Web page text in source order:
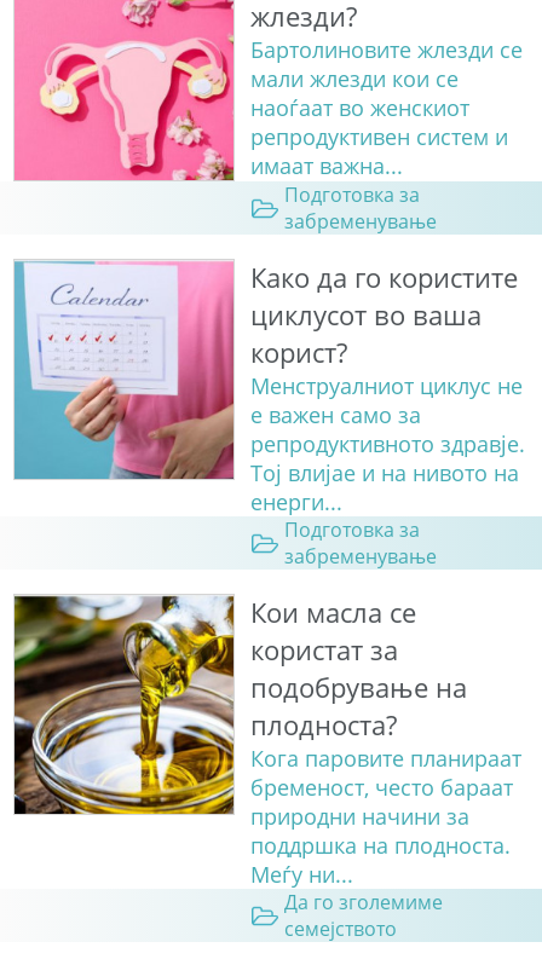
жлезди?
Бартолиновите жлезди се
мали жлезди кои се
наоѓаат во женскиот
репродуктивен систем и
имаат важна...
Подготовка за
забременување
Како да го користите
циклусот во ваша
корист?
Менструалниот циклус не
е важен само за
репродуктивното здравје.
Тој влијае и на нивото на
енерги...
Подготовка за
забременување
Кои масла се
користат за
подобрување на
плодноста?
Кога паровите планираат
бременост, често бараат
природни начини за
поддршка на плодноста.
Меѓу ни...
Да го зголемиме
семејството